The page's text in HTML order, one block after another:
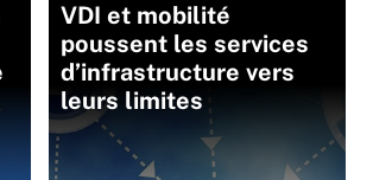
VDI et mobilité
poussent les services
d’infrastructure vers
leurs limites